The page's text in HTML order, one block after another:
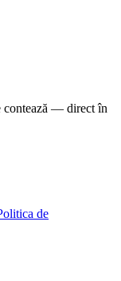
contează — direct în
de